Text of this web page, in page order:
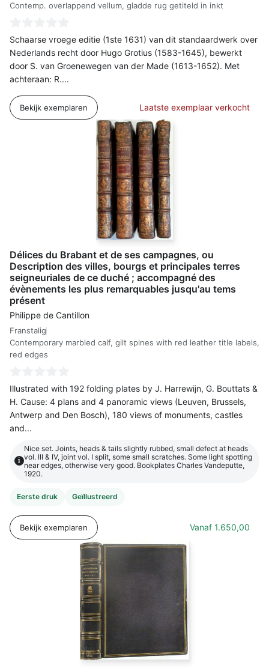
Contemp. overlappend vellum, gladde rug getiteld in inkt
Schaarse vroege editie (1ste 1631) van dit standaardwerk over
Nederlands recht door Hugo Grotius (1583-1645), bewerkt
door S. van Groenewegen van der Made (1613-1652). Met
achteraan: R....
Laatste exemplaar verkocht
Bekijk exemplaren
Délices du Brabant et de ses campagnes, ou
Description des villes, bourgs et principales terres
seigneuriales de ce duché ; accompagné des
évènements les plus remarquables jusqu'au tems
présent
Philippe de Cantillon
Franstalig
Contemporary marbled calf, gilt spines with red leather title labels,
red edges
Illustrated with 192 folding plates by J. Harrewijn, G. Bouttats &
H. Cause: 4 plans and 4 panoramic views (Leuven, Brussels,
Antwerp and Den Bosch), 180 views of monuments, castles
and...
i
Nice set. Joints, heads & tails slightly rubbed, small defect at heads
vol. III & IV, joint vol. I split, some small scratches. Some light spotting
near edges, otherwise very good. Bookplates Charles Vandeputte,
1920.
Eerste druk Geïllustreerd
Vanaf 1.650,00
Bekijk exemplaren